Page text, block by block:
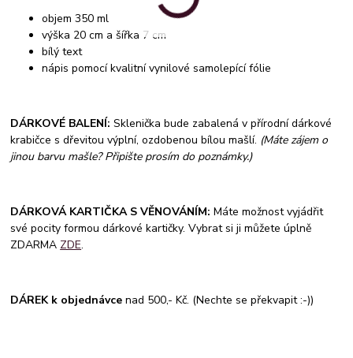
objem 350 ml
výška 20 cm a šířka 7 cm
bílý text
nápis pomocí kvalitní vynilové samolepící fólie
DÁRKOVÉ BALENÍ: Sklenička bude zabalená v přírodní dárkové
krabičce s dřevitou výplní, ozdobenou bílou mašlí. (Máte zájem o
jinou barvu mašle? Připište prosím do poznámky.)
DÁRKOVÁ KARTIČKA S VĚNOVÁNÍM:Máte možnost vyjádřit
své pocity formou dárkové kartičky. Vybrat si ji můžete úplně
ZDARMA ZDE.
DÁREK k objednávcenad 500,- Kč. (Nechte se překvapit :-))